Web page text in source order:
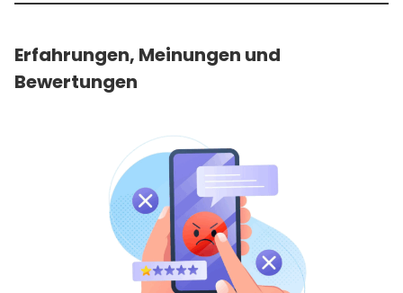
Erfahrungen, Meinungen und
Bewertungen